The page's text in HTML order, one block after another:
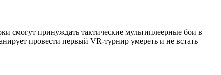
смогут принуждать тактические мультиплеерные бои в
провести первый VR-турнир умереть и не встать